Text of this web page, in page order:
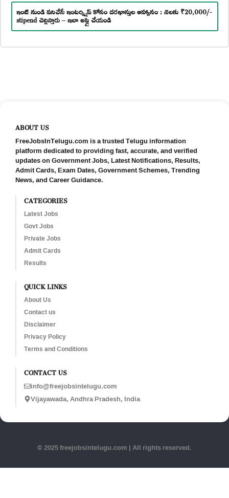
ఇంటి నుండి పనిచేసే ఇంటర్న్షిప్ కోసం దరఖాస్తుల ఆహ్వానం : నెలకు ₹20,000/-
stipend చెల్లిస్తారు – ఇలా అప్లై చేయండి
ABOUT US
FreeJobsInTelugu.com is a trusted Telugu information
platform dedicated to providing fast, accurate, and verified
updates on Government Jobs, Latest Notifications, Results,
Admit Cards, Exam Dates, Government Schemes, Trending
News, and Career Guidance.
CATEGORIES
Latest Jobs
Govt Jobs
Private Jobs
Admit Cards
Results
QUICK LINKS
About Us
Contact us
Disclaimer
Privacy Policy
Terms and Conditions
CONTACT US
info@freejobsintelugu.com
Vijayawada, Andhra Pradesh, India
© 2025 freejobsintelugu.com | All rights reserved.